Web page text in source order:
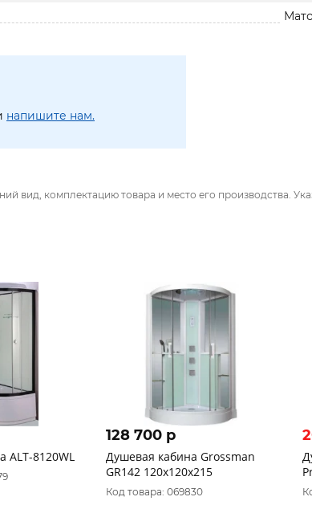
напишите нам.
вид, комплектацию товара и место его производства.
ALT-8120WL
128 700 p
Душевая кабина Grossman
GR142 120x120x215
Код товара: 069830